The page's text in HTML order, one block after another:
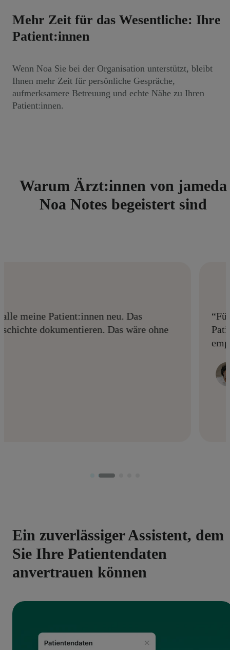
Mehr Zeit für das Wesentliche: Ihre
Patient:innen
Wenn Noa Sie bei der Organisation unterstützt, bleibt
Ihnen mehr Zeit für persönliche Gespräche,
aufmerksamere Betreuung und echte Nähe zu Ihren
Patient:innen.
Warum Ärzt:innen von jameda
Noa Notes begeistert sind
“Für mich ist Noa Notes ein echter
Patient:innen zwanglos und konzentriert zu
empfohlen habe, war von dessen Einfachheit
Ein zuverlässiger Assistent, dem
Sie Ihre Patientendaten
anvertrauen können